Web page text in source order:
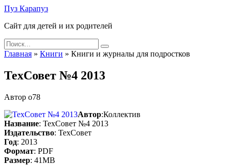
Skip
content
Пуз Карапуз
Сайт для детей и их родителей
Search
for:
Главная » Книги » Книги и журналы для подростков
ТехСовет №4 2013
Автор o78
Автор:Коллектив
Название: ТехСовет №4 2013
Издательство: ТехСовет
Год: 2013
Формат: PDF
Размер: 41МВ